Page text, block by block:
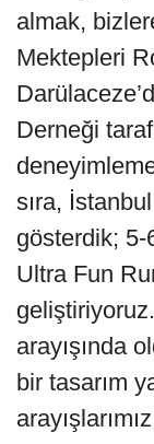
almak,
Mektepleri
Derneği
sıra,
gösterdik; 5-
Ultra Fun
arayışında
bir tasarım